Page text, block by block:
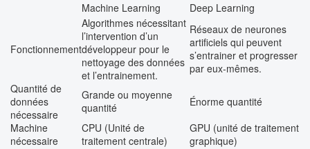
Machine Learning Deep Learning
Fonctionnement
Algorithmes nécessitant
l’intervention d’un
développeur pour le
nettoyage des données
et l’entrainement.
Réseaux de neurones
artificiels qui peuvent
s’entrainer et progresser
par eux-mêmes.
Quantité de
données
nécessaire
Grande ou moyenne
quantité
Énorme quantité
Machine
nécessaire
CPU (Unité de
traitement centrale)
GPU (unité de traitement
graphique)